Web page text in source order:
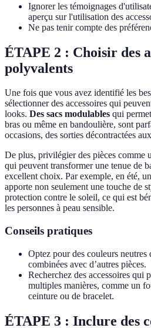
Ignorer les témoignages
aperçu sur l'utilisation des
Ne pas tenir compte des
ÉTAPE 2 : Choisir des
polyvalents
Une fois que vous avez identifié les
sélectionner des accessoires qui
looks. Des sacs modulables qui
bras ou même en bandoulière, sont
occasions, des sorties décontractées
De plus, privilégier des pièces comme
qui peuvent transformer une tenue de
excellent choix. Par exemple, en été,
apporte non seulement une touche de
protection contre le soleil, ce qui est
les personnes à peau sensible.
Conseils pratiques
Optez pour des couleurs
combinées avec d’autres pièces.
Recherchez des accessoires qui
multiples manières, comme un
ceinture ou de bracelet.
ÉTAPE 3 : Inclure des